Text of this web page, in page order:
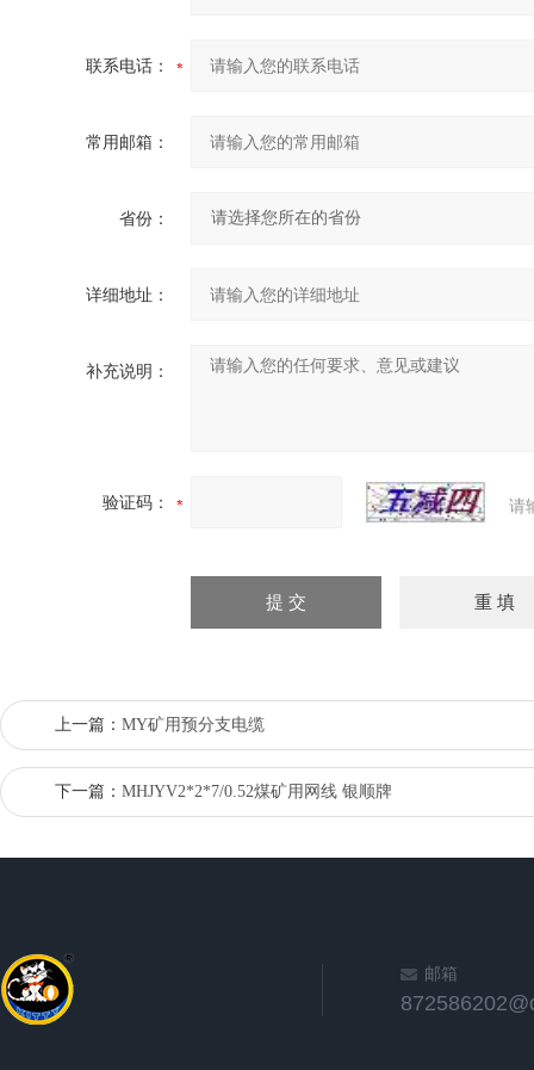
联系电话：
常用邮箱：
省份：
详细地址：
补充说明：
验证码： 请
上一篇： MY矿用预分支电缆
下一篇： MHJYV2*2*7/0.52煤矿用网线 银顺牌
邮箱